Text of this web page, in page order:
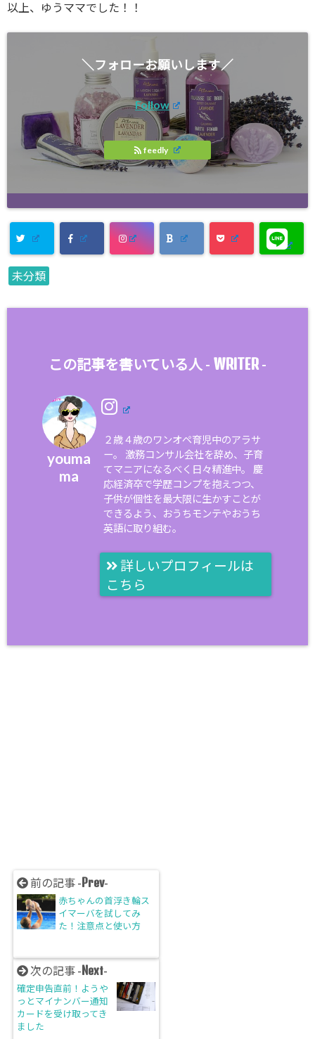
以上、ゆうママでした！！
＼フォローお願いします／
Follow
feedly
未分類
この記事を書いている人 - WRITER -
youma
ma
２歳４歳のワンオペ育児中のアラサ
ー。 激務コンサル会社を辞め、子育
てマニアになるべく日々精進中。 慶
応経済卒で学歴コンプを抱えつつ、
子供が個性を最大限に生かすことが
できるよう、おうちモンテやおうち
英語に取り組む。
詳しいプロフィールは
こちら
前の記事 -Prev-
赤ちゃんの首浮き輪ス
イマーバを試してみ
た！注意点と使い方
次の記事 -Next-
確定申告直前！ようや
っとマイナンバー通知
カードを受け取ってき
ました